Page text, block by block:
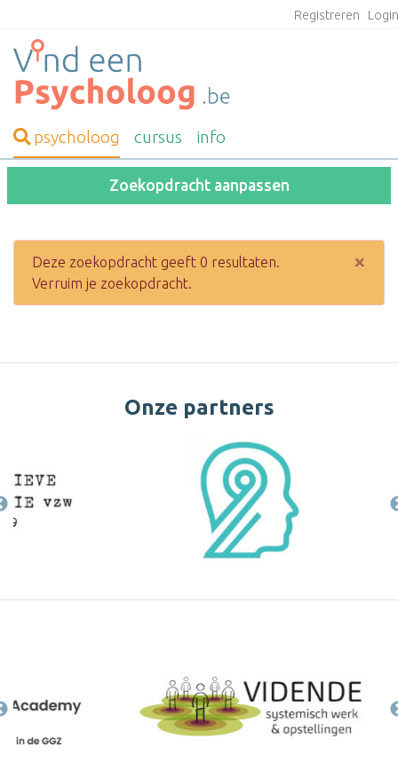
Registreren
psycholoog cursus info
Zoekopdracht aanpassen
Deze zoekopdracht geeft 0 resultaten.
Verruim je zoekopdracht.
×
Onze partners